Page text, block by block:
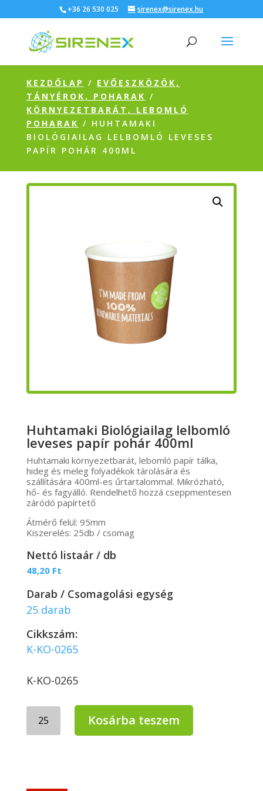
+36 26 530 025 sirenex@sirenex.hu
KEZDŐLAP / EVŐESZKÖZÖK,
TÁNYÉROK, POHARAK /
KÖRNYEZETBARÁT, LEBOMLÓ
POHARAK / HUHTAMAKI
BIOLÓGIAILAG LELBOMLÓ LEVESES
PAPÍR POHÁR 400ML
Huhtamaki Biológiailag lelbomló
leveses papír pohár 400ml
Huhtamaki környezetbarát, lebomló papír tálka,
hideg és meleg folyadékok tárolására és
szállítására 400ml-es űrtartalommal. Mikrózható,
hő- és fagyálló. Rendelhető hozzá cseppmentesen
záródó papírtető
Átmérő felül: 95mm
Kiszerelés: 25db / csomag
Nettó listaár / db
48,20 Ft
Darab / Csomagolási egység
25 darab
Cikkszám:
K-KO-0265
K-KO-0265
Biológiailag
lelbomló
Kosárba teszem